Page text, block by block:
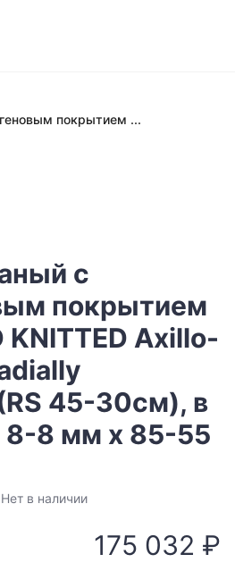
покрытием ...
с
покрытием
KNITTED Axillo-
45-30см), в
8-8 мм х 85-55
Нет в наличии
175 032 ₽